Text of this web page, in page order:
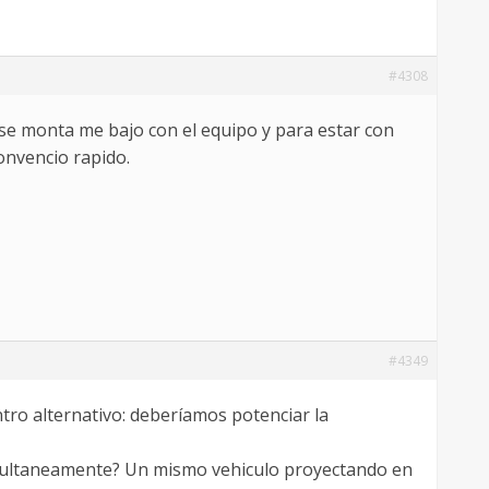
#4308
monta me bajo con el equipo y para estar con
rapido.
#4349
alternativo: deberíamos potenciar la
Un mismo vehiculo proyectando en